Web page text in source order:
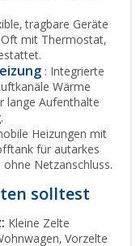
tragbare Geräte
mit Thermostat,
: Integrierte
Wärme
lange Aufenthalte
Heizungen mit
für autarkes
Netzanschluss.
solltest
Kleine Zelte
Vorzelte